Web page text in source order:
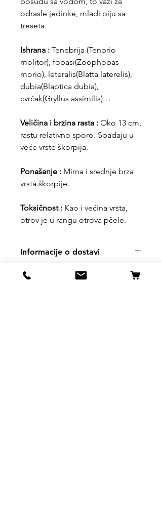
odrasle jedinke, mladi piju sa
treseta.
Ishrana : Tenebrija (Tenbrio
molitor), fobasi(Zoophobas
morio), leteralis(Blatta laterelis),
dubia(Blaptica dubia),
cvrčak(Gryllus assimilis)…
Veličina i brzina rasta : Oko 13 cm,
rastu relativno sporo. Spadaju u
veće vrste škorpija.
Ponašanje : Mirna i srednje brza
vrsta škorpije.
Toksičnost : Kao i većina vrsta,
otrov je u rangu otrova pčele.
Informacije o dostavi
Proizvod nije moguće slati postom,
preuzimanje isključivo u prodavnici.
Uslovi kupovine, dostave i